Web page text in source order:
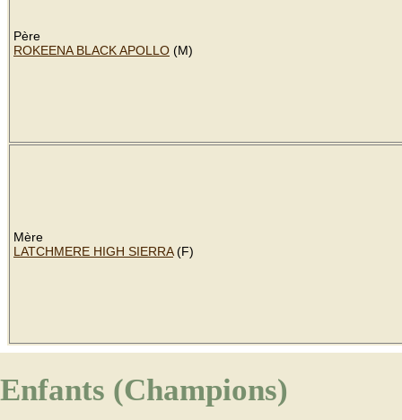
Père
ROKEENA BLACK APOLLO (M)
Mère
LATCHMERE HIGH SIERRA(F)
Enfants (Champions)